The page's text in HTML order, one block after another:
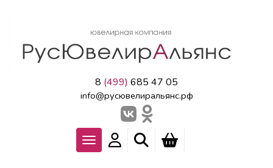
8 (499) 685 47 05
info@русювелиральянс.рф